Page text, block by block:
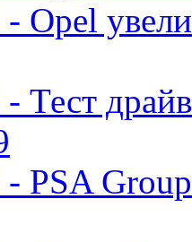
Opel
Тест
PSA